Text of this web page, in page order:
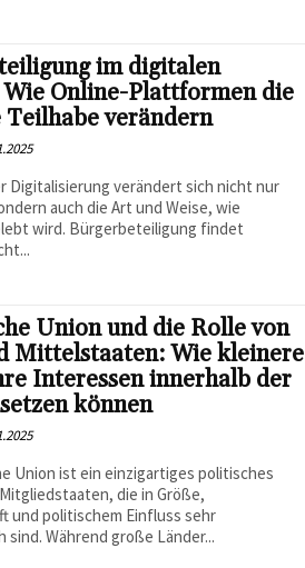
im digitalen
Online-Plattformen die
verändern
Digitalisierung verändert sich nicht nur
auch die Art und Weise, wie
wird. Bürgerbeteiligung findet
Union und die Rolle von
Mittelstaaten: Wie kleinere
Interessen innerhalb der
können
Union ist ein einzigartiges politisches
die in Größe,
und politischem Einfluss sehr
sind. Während große Länder...